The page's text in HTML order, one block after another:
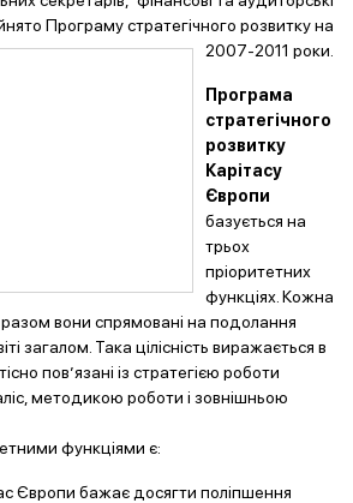
Програму стратегічного розвитку на
2007-2011 роки.
Програма
стратегічного
розвитку
Карітасу
Європи
базується на
трьох
пріоритетних
функціях. Кожна
разом вони спрямовані на подолання
загалом. Така цілісність виражається в
пов’язані із стратегією роботи
методикою роботи і зовнішньою
функціями є:
Європи бажає досягти поліпшення